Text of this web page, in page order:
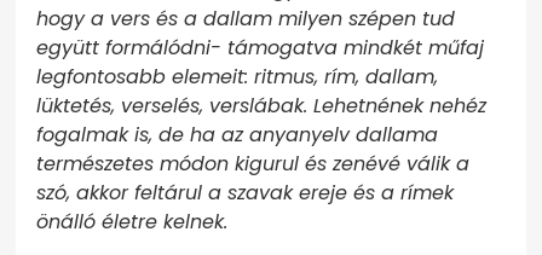
hogy a vers és a dallam milyen szépen tud
együtt formálódni- támogatva mindkét műfaj
legfontosabb elemeit: ritmus, rím, dallam,
lüktetés, verselés, verslábak. Lehetnének nehéz
fogalmak is, de ha az anyanyelv dallama
természetes módon kigurul és zenévé válik a
szó, akkor feltárul a szavak ereje és a rímek
önálló életre kelnek.